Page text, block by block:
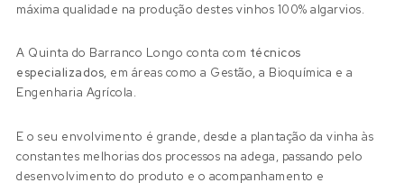
máxima qualidade na produção destes vinhos 100% algarvios.
A Quinta do Barranco Longo conta com técnicos
especializados, em áreas como a Gestão, a Bioquímica e a
Engenharia Agrícola.
E o seu envolvimento é grande, desde a plantação da vinha às
constantes melhorias dos processos na adega, passando pelo
desenvolvimento do produto e o acompanhamento e